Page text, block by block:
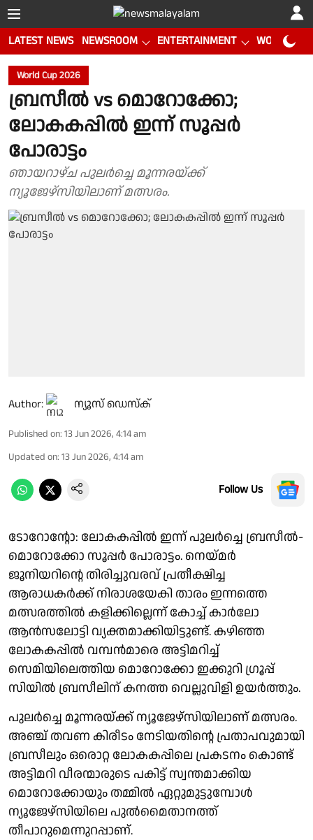
LATEST NEWS NEWSROOM ENTERTAINMENT WORLD CUP
World Cup 2026
ബ്രസീൽ vs മൊറോക്കോ;
ലോകകപ്പിൽ ഇന്ന് സൂപ്പർ
പോരാട്ടം
ഞായറാഴ്ച പുലർച്ചെ മൂന്നരയ്ക്ക്
ന്യൂജേഴ്‌സിയിലാണ് മത്സരം.
Author: ന്യൂസ് ഡെസ്ക്
Published on: 13 Jun 2026, 4:14 am
Updated on: 13 Jun 2026, 4:14 am
Follow Us
ടോറോൻ്റോ: ലോകകപ്പിൽ ഇന്ന് പുലർച്ചെ ബ്രസീൽ-
മൊറോക്കോ സൂപ്പർ പോരാട്ടം. നെയ്മർ
ജൂനിയറിൻ്റെ തിരിച്ചുവരവ് പ്രതീക്ഷിച്ച
ആരാധകർക്ക് നിരാശയേകി താരം ഇന്നത്തെ
മത്സരത്തിൽ കളിക്കില്ലെന്ന് കോച്ച് കാർലോ
ആൻസലോട്ടി വ്യക്തമാക്കിയിട്ടുണ്ട്. കഴിഞ്ഞ
ലോകകപ്പിൽ വമ്പൻമാരെ അട്ടിമറിച്ച്
സെമിയിലെത്തിയ മൊറോക്കോ ഇക്കുറി ഗ്രൂപ്പ്
സിയിൽ ബ്രസീലിന് കനത്ത വെല്ലുവിളി ഉയർത്തും.
പുലർച്ചെ മൂന്നരയ്ക്ക് ന്യൂജേഴ്‌സിയിലാണ് മത്സരം.
അഞ്ച് തവണ കിരീടം നേടിയതിൻ്റെ പ്രതാപവുമായി
ബ്രസീലും ഒരൊറ്റ ലോകകപ്പിലെ പ്രകടനം കൊണ്ട്
അട്ടിമറി വീരന്മാരുടെ പകിട്ട് സ്വന്തമാക്കിയ
മൊറോക്കോയും തമ്മിൽ ഏറ്റുമുട്ടുമ്പോൾ
ന്യൂജേഴ്സിയിലെ പുൽമൈതാനത്ത്
തീപാറുമെന്നുറപ്പാണ്.